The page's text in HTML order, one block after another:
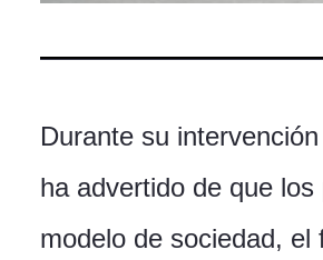
Durante su
ha advertido de que
modelo de sociedad, el